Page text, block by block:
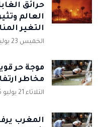
حرائق
العالم
التغير
الخميس 23 يوليو 2026
موجة حر
مخاطر
الثلاثاء 21 يوليو 2026
المغرب